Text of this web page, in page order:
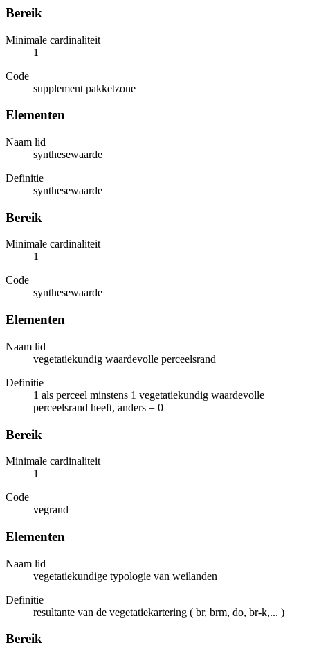
Bereik
Minimale cardinaliteit
1
Code
supplement pakketzone
Elementen
Naam lid
synthesewaarde
Definitie
synthesewaarde
Bereik
Minimale cardinaliteit
1
Code
synthesewaarde
Elementen
Naam lid
vegetatiekundig waardevolle perceelsrand
Definitie
1 als perceel minstens 1 vegetatiekundig waardevolle
perceelsrand heeft, anders = 0
Bereik
Minimale cardinaliteit
1
Code
vegrand
Elementen
Naam lid
vegetatiekundige typologie van weilanden
Definitie
resultante van de vegetatiekartering ( br, brm, do, br-k,... )
Bereik